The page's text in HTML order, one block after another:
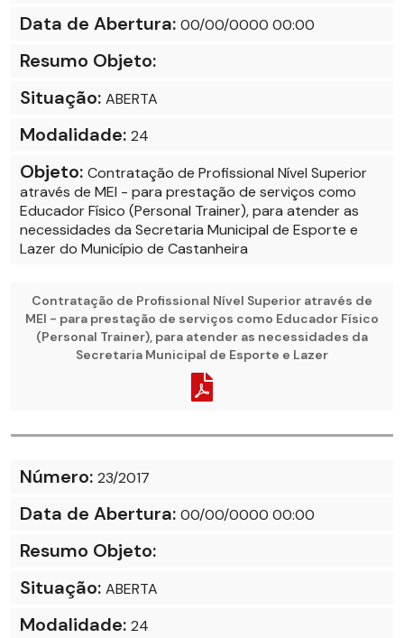
Data de Abertura: 00/00/0000 00:00
Resumo Objeto:
Situação: ABERTA
Modalidade: 24
Objeto: Contratação de Profissional Nível Superior
através de MEI - para prestação de serviços como
Educador Físico (Personal Trainer), para atender as
necessidades da Secretaria Municipal de Esporte e
Lazer do Município de Castanheira
Contratação de Profissional Nível Superior através de
MEI - para prestação de serviços como Educador Físico
(Personal Trainer), para atender as necessidades da
Secretaria Municipal de Esporte e Lazer
Número: 23/2017
Data de Abertura: 00/00/0000 00:00
Resumo Objeto:
Situação: ABERTA
Modalidade: 24